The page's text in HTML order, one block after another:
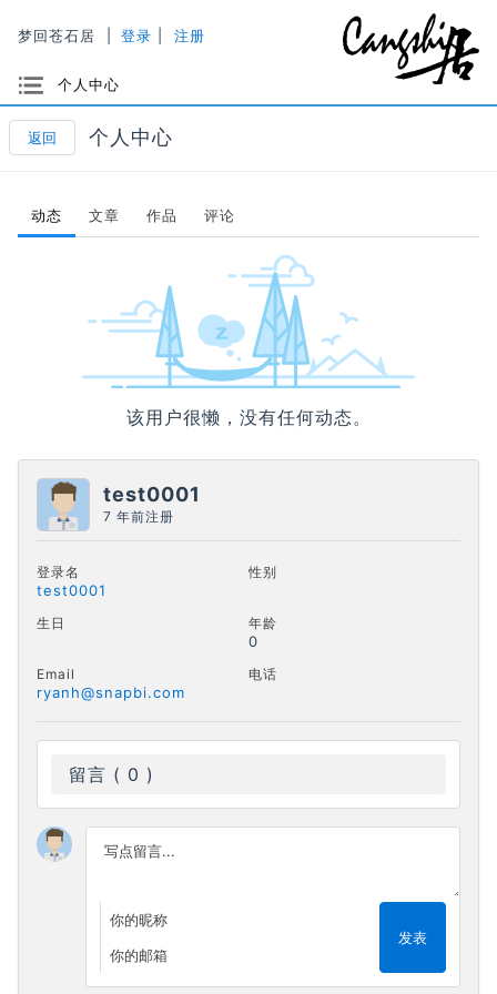
梦回苍石居 登录 注册
选项
个人中心
返回 个人中心
动态 文章 作品 评论
该用户很懒，没有任何动态。
test0001
7 年前注册
登录名
test0001
性别
生日 年龄
0
Email
ryanh@snapbi.com
电话
留言 ( 0 )
发表